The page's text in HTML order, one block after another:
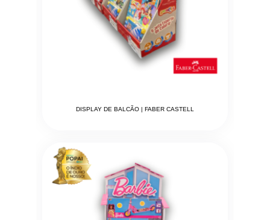
DISPLAY DE BALCÃO | FABER CASTELL